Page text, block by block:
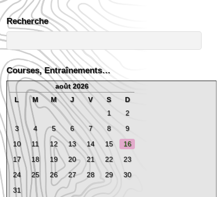
Recherche
Courses, Entraînements…
août 2026
L
M M J V S
D
1
2
3
4 5 6 7 8
9
10
11 12 13 14 15
16
17
18 19 20 21 22
23
24
25 26 27 28 29
30
31